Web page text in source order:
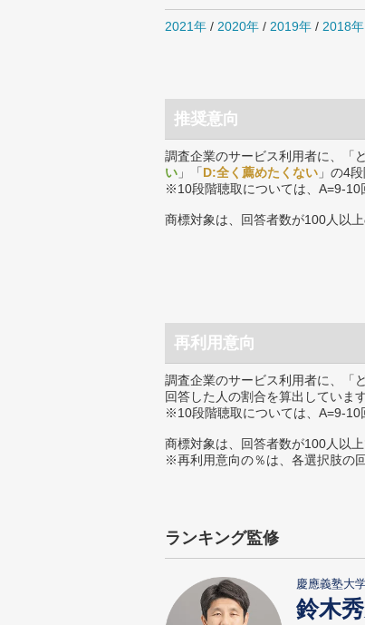
2021年 / 2020年 / 2019年 / 2018年
推奨意向
調査企業のサービス利用者に、「
い 」「D:全く薦めたくない 」の4
※10段階聴取については、A=9-10
商標対象は、回答者数が100人以上
再利用意向
調査企業のサービス利用者に、「
回答した人の割合を算出しています
※10段階聴取については、A=9-10
商標対象は、回答者数が100人以
※再利用意向の％は、各選択肢の
ランキング監修
慶應義塾大
鈴木